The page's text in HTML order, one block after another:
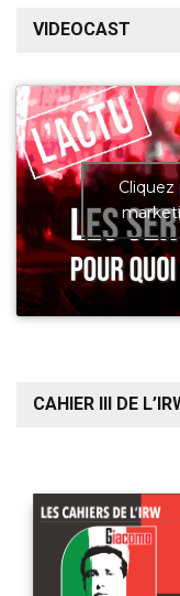
VIDEOCAST
Cliquez
CAHIER III DE